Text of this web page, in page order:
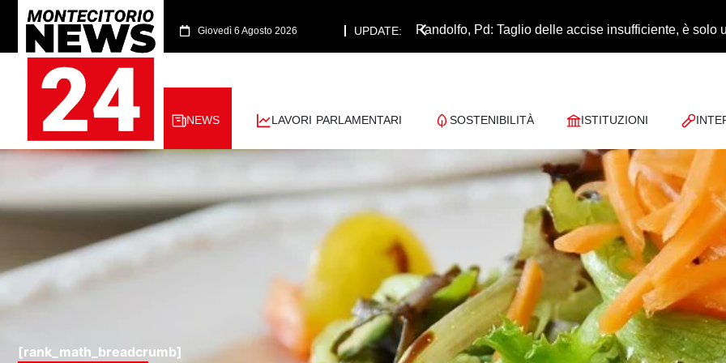
Giovedì 6 Agosto 2026 UPDATE: Pandolfo, Pd: Taglio delle accise insufficiente, è solo
NEWS LAVORI PARLAMENTARI SOSTENIBILITÀ ISTITUZIONI
[rank_math_breadcrumb]